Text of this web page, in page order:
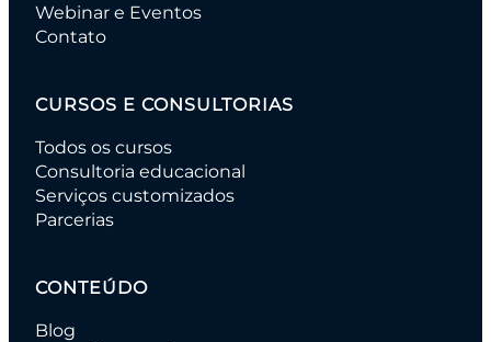
Webinar e Eventos
Contato
CURSOS E CONSULTORIAS
Todos os cursos
Consultoria educacional
Serviços customizados
Parcerias
CONTEÚDO
Blog